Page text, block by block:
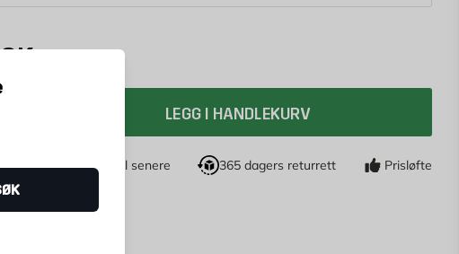
LEGG I HANDLEKURV
Kjøp nå, betal senere 365 dagers returrett Prisløfte